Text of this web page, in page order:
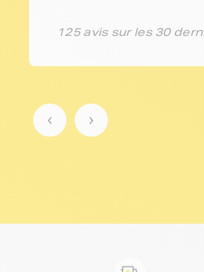
125 avis sur les 30